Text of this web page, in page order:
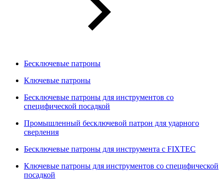
Бесключевые патроны
Ключевые патроны
Бесключевые патроны для инструментов со
специфической посадкой
Промышленный бесключевой патрон для ударного
сверления
Бесключевые патроны для инструмента с FIXTEC
Ключевые патроны для инструментов со специфической
посадкой